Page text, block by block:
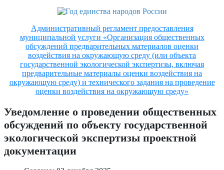
Административный регламент предоставления
муниципальной услуги «Организация общественных
обсуждений предварительных материалов оценки
воздействия на окружающую среду (или объекта
государственной экологической экспертизы, включая
предварительные материалы оценки воздействия на
окружающую среду) и технического задания на проведение
оценки воздействия на окружающую среду»
Уведомление о проведении общественных
обсуждений по объекту государственной
экологической экспертизы проектной
документации